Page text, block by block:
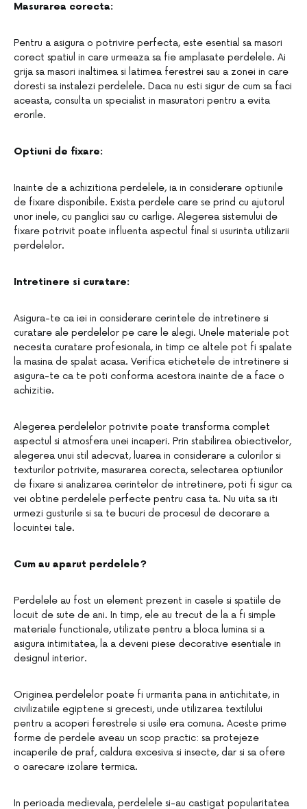
Masurarea corecta:
Pentru a asigura o potrivire perfecta, este esential sa masori
corect spatiul in care urmeaza sa fie amplasate perdelele. Ai
grija sa masori inaltimea si latimea ferestrei sau a zonei in care
doresti sa instalezi perdelele. Daca nu esti sigur de cum sa faci
aceasta, consulta un specialist in masuratori pentru a evita
erorile.
Optiuni de fixare:
Inainte de a achizitiona perdelele, ia in considerare optiunile
de fixare disponibile. Exista perdele care se prind cu ajutorul
unor inele, cu panglici sau cu carlige. Alegerea sistemului de
fixare potrivit poate influenta aspectul final si usurinta utilizarii
perdelelor.
Intretinere si curatare:
Asigura-te ca iei in considerare cerintele de intretinere si
curatare ale perdelelor pe care le alegi. Unele materiale pot
necesita curatare profesionala, in timp ce altele pot fi spalate
la masina de spalat acasa. Verifica etichetele de intretinere si
asigura-te ca te poti conforma acestora inainte de a face o
achizitie.
Alegerea perdelelor potrivite poate transforma complet
aspectul si atmosfera unei incaperi. Prin stabilirea obiectivelor,
alegerea unui stil adecvat, luarea in considerare a culorilor si
texturilor potrivite, masurarea corecta, selectarea optiunilor
de fixare si analizarea cerintelor de intretinere, poti fi sigur ca
vei obtine perdelele perfecte pentru casa ta. Nu uita sa iti
urmezi gusturile si sa te bucuri de procesul de decorare a
locuintei tale.
Cum au aparut perdelele?
Perdelele au fost un element prezent in casele si spatiile de
locuit de sute de ani. In timp, ele au trecut de la a fi simple
materiale functionale, utilizate pentru a bloca lumina si a
asigura intimitatea, la a deveni piese decorative esentiale in
designul interior.
Originea perdelelor poate fi urmarita pana in antichitate, in
civilizatiile egiptene si grecesti, unde utilizarea textilului
pentru a acoperi ferestrele si usile era comuna. Aceste prime
forme de perdele aveau un scop practic: sa protejeze
incaperile de praf, caldura excesiva si insecte, dar si sa ofere
o oarecare izolare termica.
In perioada medievala, perdelele si-au castigat popularitatea